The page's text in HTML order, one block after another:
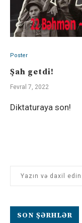
Poster
Şah getdi!
Fevral 7, 2022
Diktaturaya son!
SON ŞƏRHLƏR